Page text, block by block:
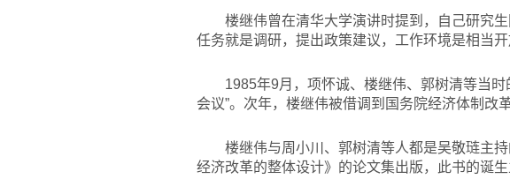
楼继伟曾在清华大学演讲时提到，自己研究
任务就是调研，提出政策建议，工作环境是相当
1985年9月，项怀诚、楼继伟、郭树清等当
会议”。次年，楼继伟被借调到国务院经济体制改
楼继伟与周小川、郭树清等人都是吴敬琏主
经济改革的整体设计》的论文集出版，此书的诞